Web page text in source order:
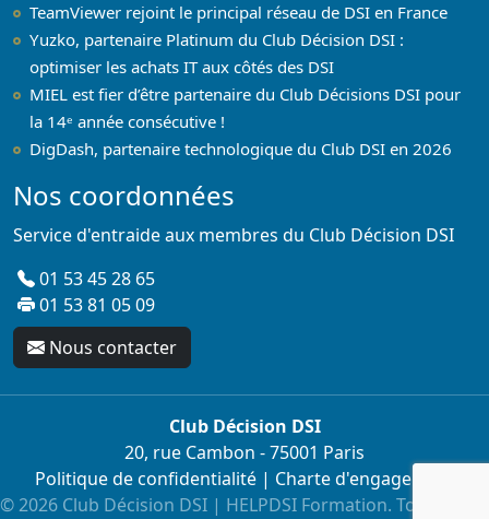
TeamViewer rejoint le principal réseau de DSI en France
Yuzko, partenaire Platinum du Club Décision DSI :
optimiser les achats IT aux côtés des DSI
MIEL est fier d’être partenaire du Club Décisions DSI pour
la 14ᵉ année consécutive !
DigDash, partenaire technologique du Club DSI en 2026
Nos coordonnées
Service d'entraide aux membres du Club Décision DSI
01 53 45 28 65
01 53 81 05 09
Nous contacter
Club Décision DSI
20, rue Cambon - 75001 Paris
Politique de confidentialité| Charte d'engagement
© 2026 Club Décision DSI | HELPDSI Formation. Tous droits